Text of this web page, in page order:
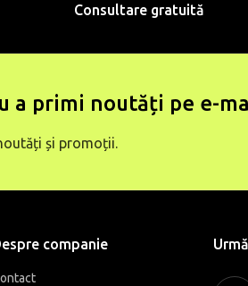
Consultare gratuită
a primi noutăți pe e-
și promoții.
companie